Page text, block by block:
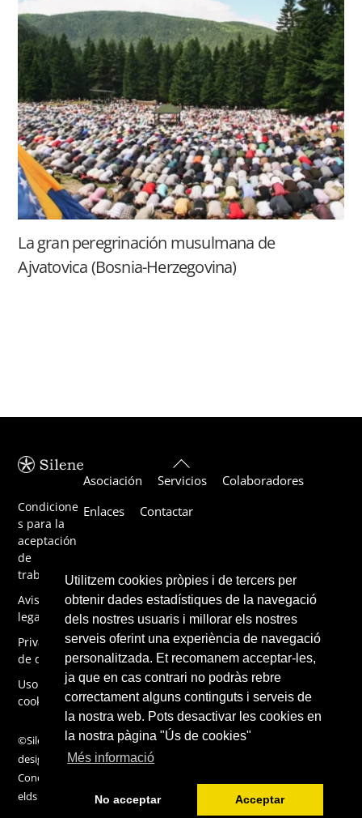
Utilitzem cookies pròpies i de tercers per
obtenir dades estadístiques de la navegació
dels nostres usuaris i millorar els nostres
serveis oferint una experiència de navegació
personalitzada. Et recomanem acceptar-les,
ja que en cas contrari no podràs rebre
correctament alguns continguts i serveis de
la nostra web. Pots desactivar les cookies en
la nostra pàgina "Ús de cookies"
Més informació
No acceptar Acceptar
La gran peregrinación musulmana de
Ajvatovica (Bosnia-Herzegovina)
Back
To
Top
Condicione
s para la
aceptación
de
trabajos
Aviso
legal
Privacidad
de datos
Uso de
cookies
©Silene 2019,
design by
ConcentricFi
elds
Asociación Servicios
Colaboradores
Enlaces
Contactar